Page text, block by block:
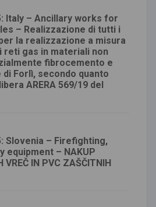
Italy – Ancillary works for
– Realizzazione di tutti i
la realizzazione a misura
reti gas in materiali non
fibrocemento e
di Forlì, secondo quanto
ARERA 569/19 del
Slovenia – Firefighting,
equipment – NAKUP
VREČ IN PVC ZAŠČITNIH